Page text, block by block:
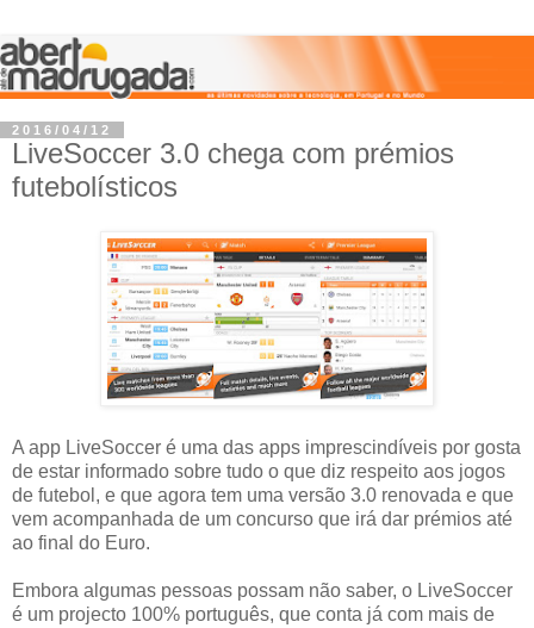
2016/04/12
LiveSoccer 3.0 chega com prémios
futebolísticos
A app LiveSoccer é uma das apps imprescindíveis por gosta
de estar informado sobre tudo o que diz respeito aos jogos
de futebol, e que agora tem uma versão 3.0 renovada e que
vem acompanhada de um concurso que irá dar prémios até
ao final do Euro.
Embora algumas pessoas possam não saber, o LiveSoccer
é um projecto 100% português, que conta já com mais de